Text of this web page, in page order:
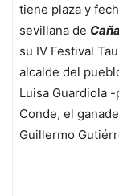
tiene plaza y
sevillana de
su IV Festival
alcalde del
Luisa Guardiola
Conde, el
Guillermo